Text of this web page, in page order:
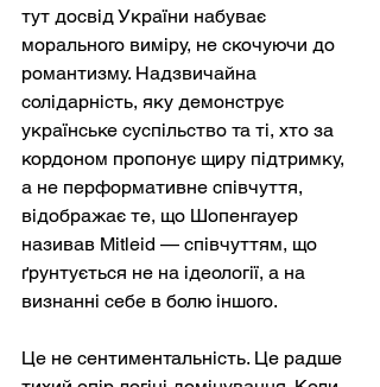
тут досвід України набуває
морального виміру, не скочуючи до
романтизму. Надзвичайна
солідарність, яку демонструє
українське суспільство та ті, хто за
кордоном пропонує щиру підтримку,
а не перформативне співчуття,
відображає те, що Шопенгауер
називав Mitleid — співчуттям, що
ґрунтується не на ідеології, а на
визнанні себе в болю іншого.
Це не сентиментальність. Це радше